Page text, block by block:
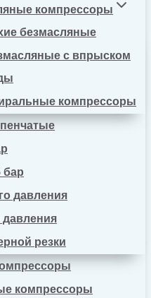
компрессоры
безмасляные
с впрыском
компрессоры
бар
давления
давления
резки
компрессоры